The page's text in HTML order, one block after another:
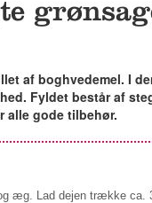
af boghvedemel. I
Fyldet består af
alle gode tilbehør.
æg. Lad dejen trække ca.